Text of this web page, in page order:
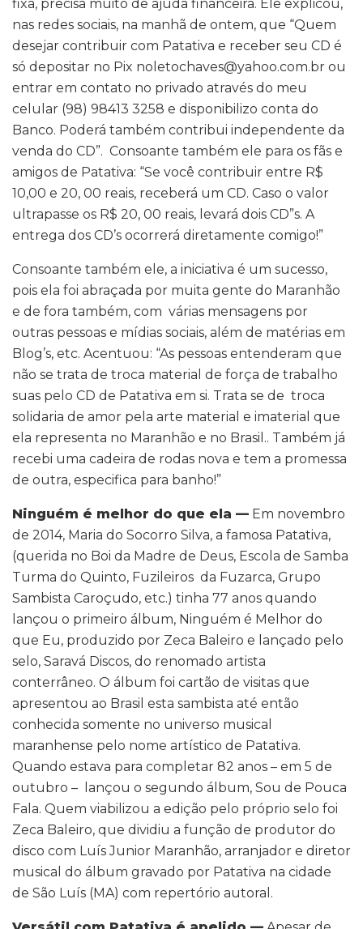
fixa, precisa muito de ajuda financeira. Ele explicou,
nas redes sociais, na manhã de ontem, que “Quem
desejar contribuir com Patativa e receber seu CD é
só depositar no Pix noletochaves@yahoo.com.br ou
entrar em contato no privado através do meu
celular (98) 98413 3258 e disponibilizo conta do
Banco. Poderá também contribui independente da
venda do CD”. Consoante também ele para os fãs e
amigos de Patativa: “Se você contribuir entre R$
10,00 e 20, 00 reais, receberá um CD. Caso o valor
ultrapasse os R$ 20, 00 reais, levará dois CD”s. A
entrega dos CD’s ocorrerá diretamente comigo!”
Consoante também ele, a iniciativa é um sucesso,
pois ela foi abraçada por muita gente do Maranhão
e de fora também, com várias mensagens por
outras pessoas e mídias sociais, além de matérias em
Blog’s, etc. Acentuou: “As pessoas entenderam que
não se trata de troca material de força de trabalho
suas pelo CD de Patativa em si. Trata se de troca
solidaria de amor pela arte material e imaterial que
ela representa no Maranhão e no Brasil.. Também já
recebi uma cadeira de rodas nova e tem a promessa
de outra, especifica para banho!”
Ninguém é melhor do que ela — Em novembro
de 2014, Maria do Socorro Silva, a famosa Patativa,
(querida no Boi da Madre de Deus, Escola de Samba
Turma do Quinto, Fuzileiros da Fuzarca, Grupo
Sambista Caroçudo, etc.) tinha 77 anos quando
lançou o primeiro álbum, Ninguém é Melhor do
que Eu, produzido por Zeca Baleiro e lançado pelo
selo, Saravá Discos, do renomado artista
conterrâneo. O álbum foi cartão de visitas que
apresentou ao Brasil esta sambista até então
conhecida somente no universo musical
maranhense pelo nome artístico de Patativa.
Quando estava para completar 82 anos – em 5 de
outubro – lançou o segundo álbum, Sou de Pouca
Fala. Quem viabilizou a edição pelo próprio selo foi
Zeca Baleiro, que dividiu a função de produtor do
disco com Luís Junior Maranhão, arranjador e diretor
musical do álbum gravado por Patativa na cidade
de São Luís (MA) com repertório autoral.